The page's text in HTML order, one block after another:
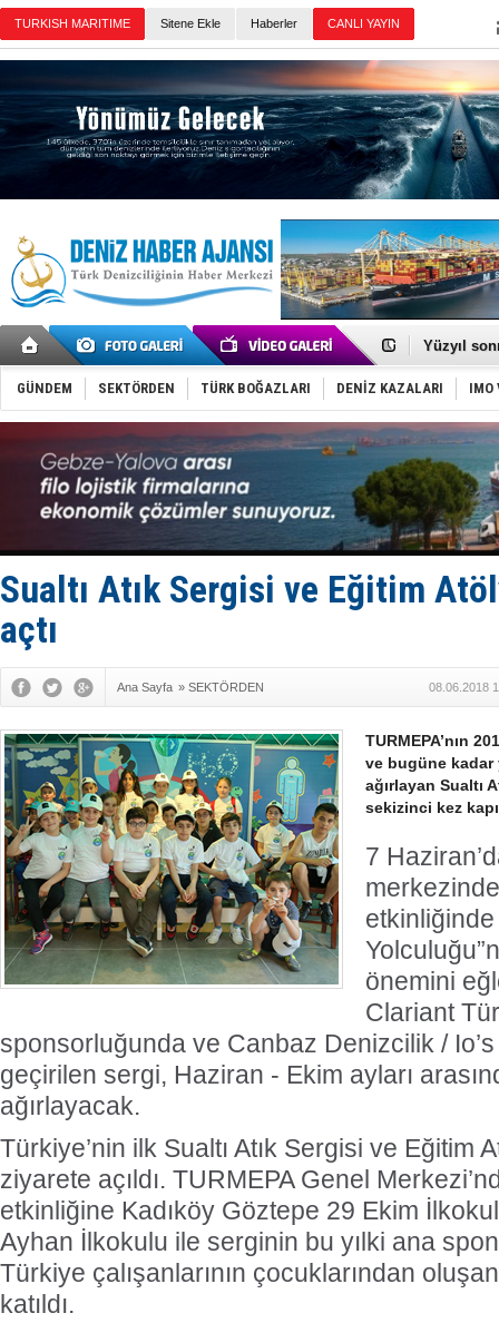
TURKISH MARITIME Sitene Ekle Haberler CANLI YAYIN
35
Yüzyıl
Anadolu
Derince,
Tüpraş,
İTU AUV,
LNG
PROYAD,
Türkiye-
Türk
Deniz
DÖDER,
Baltık
GÜNDEM SEKTÖRDEN TÜRK BOĞAZLARI DENİZ KAZALARI IMO
Sualtı Atık Sergisi ve Eğitim
açtı
Ana Sayfa » SEKTÖRDEN 08.06.2018
TURMEPA’nın
ve bugüne kadar
ağırlayan Sualtı
sekizinci kez
7
önemini
Clariant
sponsorluğunda ve Canbaz Denizcilik /
geçirilen sergi, Haziran - Ekim ayları
ağırlayacak.
Türkiye’nin ilk Sualtı Atık Sergisi ve Eğitim
ziyarete açıldı. TURMEPA Genel
etkinliğine Kadıköy Göztepe 29 Ekim
Ayhan İlkokulu ile serginin bu yılki ana
Türkiye çalışanlarının çocuklarından
katıldı.